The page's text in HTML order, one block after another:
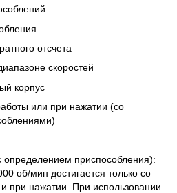
отсчета
скоростей
корпус
или при нажатии (со
определением приспособления):
об/мин достигается только со
при нажатии. При использовании